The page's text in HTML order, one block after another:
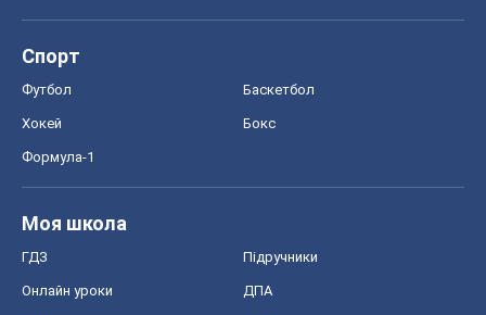
Спорт
Футбол Баскетбол
Хокей Бокс
Формула-1
Моя школа
ГДЗ Підручники
Онлайн уроки ДПА